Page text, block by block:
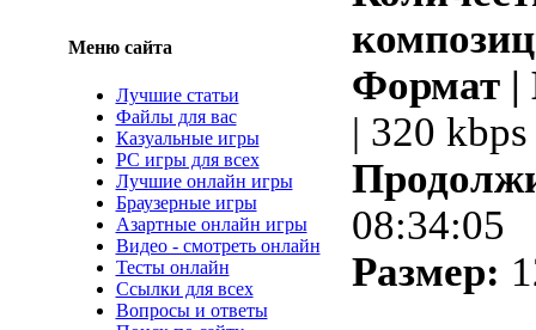
Меню сайта
Лучшие статьи
Файлы для вас
Казуальные игры
PC игры для всех
Лучшие онлайн игры
Браузерные игры
Азартные онлайн игры
Видео - смотреть онлайн
Тесты онлайн
Ссылки для всех
Вопросы и ответы
Формат |
| 320 kbps
08:34:05
Размер: